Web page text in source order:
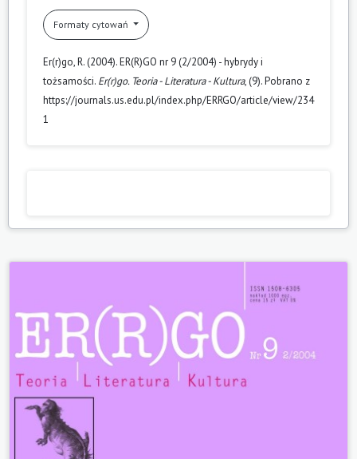
Formaty cytowań
Er(r)go, R. (2004). ER(R)GO nr 9 (2/2004) - hybrydy i
tożsamości. Er(r)go. Teoria - Literatura - Kultura, (9). Pobrano z
https://journals.us.edu.pl/index.php/ERRGO/article/view/234
1